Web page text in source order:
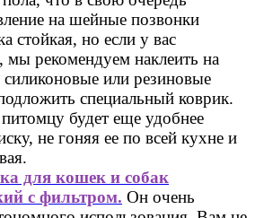
на шейные позвонки
стойкая, но если у вас
мы рекомендуем наклеить на
силиконовые или резиновые
специальный коврик.
будет еще удобнее
не гоняя ее по всей кухне и
для кошек и собак
с фильтром. Он очень